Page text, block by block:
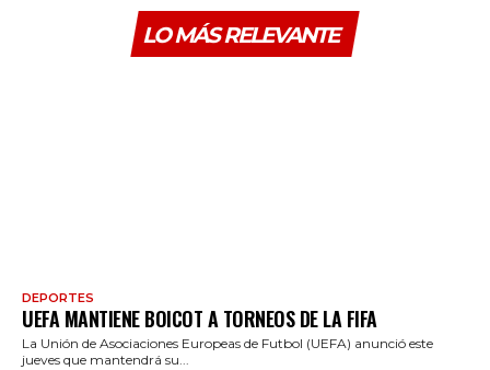
LO MÁS RELEVANTE
DEPORTES
UEFA MANTIENE BOICOT A TORNEOS DE LA FIFA
La Unión de Asociaciones Europeas de Futbol (UEFA) anunció este
jueves que mantendrá su...